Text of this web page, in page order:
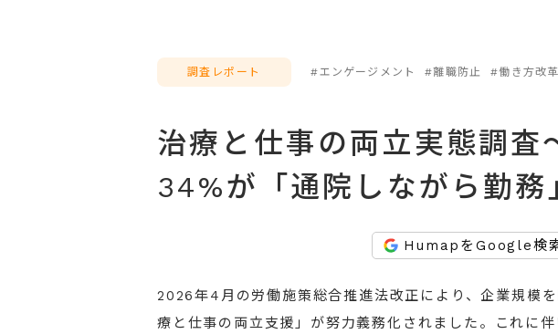
調査レポート #エンゲージメント #離職防止 #働き方改革
治療と仕事の両立実態調査
34%が「通院しながら勤務
HumapをGoogle検
2026年4月の労働施策総合推進法改正により、企業規模
療と仕事の両立支援」が努力義務化されました。これに